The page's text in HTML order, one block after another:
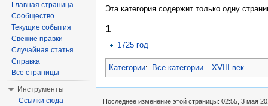
Эта категория содержит только одну
1
1725 год
Категории: Все категории XVIII век
Главная страница
Сообщество
Текущие события
Свежие правки
Случайная статья
Справка
Все страницы
Инструменты
Ссылки сюда
Последнее изменение этой страницы: 02:55, 3 мая